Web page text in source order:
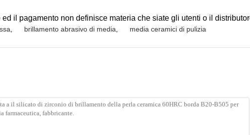
il pagamento non definisce materia che siate gli utenti o il
brillamento abrasivo di media media ceramici di pulizia